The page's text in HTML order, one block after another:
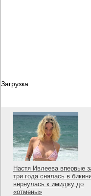
Загрузка...
Настя Ивлеева впервые
три года снялась в
вернулась к имиджу до
«отмены»